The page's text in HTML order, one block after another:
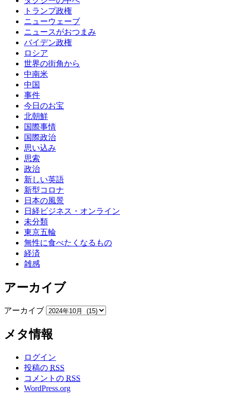
トランプ政権
ニューウェーブ
ニュースがおつまみ
バイデン政権
ロシア
世界の街角から
中南米
中国
事件
今日のお宝
北朝鮮
国際事情
国際政治
思い込み
思索
政治
新しい英語
新型コロナ
日本の風景
日経ビジネス・オンライン
未分類
東京五輪
無性に食べたくなるもの
経済
雑感
アーカイブ
アーカイブ
メタ情報
ログイン
投稿の RSS
コメントの RSS
WordPress.org